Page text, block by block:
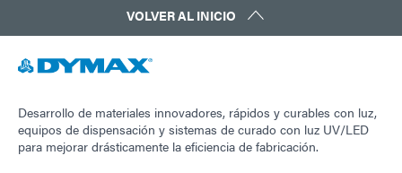
VOLVER AL INICIO
Desarrollo de materiales innovadores, rápidos y curables con luz,
equipos de dispensación y sistemas de curado con luz UV/LED
para mejorar drásticamente la eficiencia de fabricación.